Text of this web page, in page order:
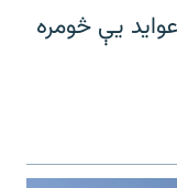
یې څومره